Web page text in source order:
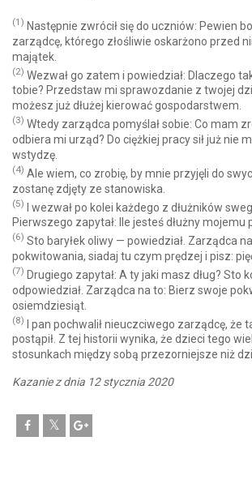
(1) Następnie zwrócił się do uczniów: Pewien
zarządcę, którego złośliwie oskarżono przed
majątek.
(2) Wezwał go zatem i powiedział: Dlaczego
tobie? Przedstaw mi sprawozdanie z twojej
możesz już dłużej kierować gospodarstwem.
(3) Wtedy zarządca pomyślał sobie: Co mam
odbiera mi urząd? Do ciężkiej pracy sił już nie
wstydzę.
(4) Ale wiem, co zrobię, by mnie przyjęli do
zostanę zdjęty ze stanowiska.
(5) I wezwał po kolei każdego z dłużników
Pierwszego zapytał: Ile jesteś dłużny mojemu
(6) Sto baryłek oliwy — powiedział. Zarządca
pokwitowania, siadaj tu czym prędzej i pisz:
(7) Drugiego zapytał: A ty jaki masz dług? Sto
odpowiedział. Zarządca na to: Bierz swoje
osiemdziesiąt.
(8) I pan pochwalił nieuczciwego zarządcę, że
postąpił. Z tej historii wynika, że dzieci tego
stosunkach między sobą przezorniejsze niż
Kazanie z dnia 12 stycznia 2020